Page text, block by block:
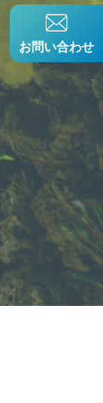
お問い合わせ